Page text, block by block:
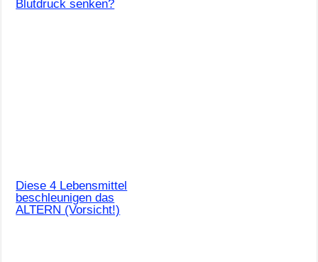
Blutdruck senken?
Diese 4 Lebensmittel
beschleunigen das
ALTERN (Vorsicht!)